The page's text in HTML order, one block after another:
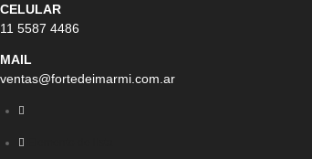
CELULAR
11 5587 4486
MAIL
ventas@fortedeimarmi.com.ar